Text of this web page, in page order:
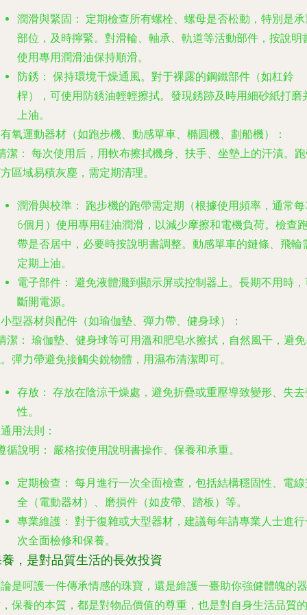
潤滑與緊固：
定期檢查所有螺栓、螺母是否松動，特別是
部位，及時擰緊。對滑輪、軸承、軌道等活動部件，按說明
使用專用潤滑油保持順滑。
防銹： 保持環境干燥通風。對于裸露的鋼鐵部件（如杠鈴
桿），可使用防銹油輕輕擦拭。發現銹跡及時用細砂紙打磨
上油。
氧運動器材（如跑步機、動感單車、橢圓機、劃船機）：
潔： 每次使用后，用軟布擦拭機身、扶手、坐墊上的汗漬。
區域易積灰塵，需定期清理。
潤滑與校準：
跑步機的跑帶需定期（根據使用頻率，通常每
6個月）使用專用硅油潤滑，以減少摩擦和電機負荷。檢查
帶是否居中，必要時按說明書調整。動感單車的鏈條、飛輪
定期上油。
電子部件： 避免液體濺到顯示屏或控制器上。長期不用時
斷開電源。
型器材與配件（如瑜伽墊、彈力帶、健身球）：
潔： 瑜伽墊、健身球等可用溫和肥皂水擦拭，自然風干，避
彈力帶避免接觸尖銳物體，用濕布清潔即可。
存放： 存放在陰涼干燥處，避免折疊或重壓導致變形、失
性。
用法則：
循說明：
嚴格按使用說明書操作、保養和承重。
定期檢查： 每月進行一次全面檢查，包括結構穩固性、電
全（電動器材）、磨損件（如皮帶、踏板）等。
專業維護： 對于復雜或大型器材，建議每年請專業人士進
次全面檢修和保養。
，是對品質生活的長效投資
是呵護一件傳承情感的珠寶，還是維護一臺助你強健體魄的器
保養的本質，都是對物品價值的尊重，也是對自身生活品質的